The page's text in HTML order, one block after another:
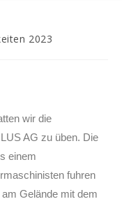
2023
wir die
AG zu üben. Die
einem
fuhren
Gelände mit dem